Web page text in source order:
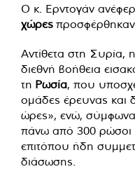
Ο κ. Ερντογάν
χώρες
Αντίθετα στη Συρία,
διεθνή βοήθεια
τη Ρωσία, που
ομάδες έρευνας και
ώρες», ενώ, σύμφωνα
πάνω από 300 ρώσοι
επιτόπου ήδη
διάσωσης.